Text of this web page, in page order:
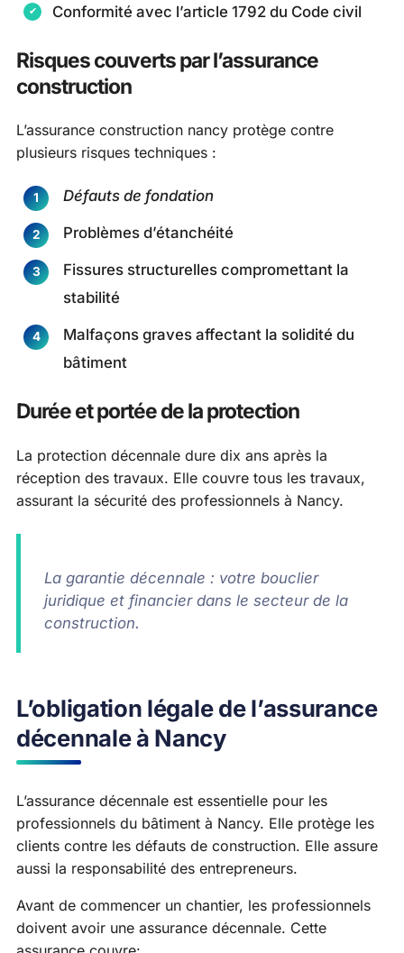
Conformité avec l’article 1792 du Code civil
Risques couverts par l’assurance
construction
L’assurance construction nancy protège contre
plusieurs risques techniques :
Défauts de fondation
Problèmes d’étanchéité
Fissures structurelles compromettant la
stabilité
Malfaçons graves affectant la solidité du
bâtiment
Durée et portée de la protection
La protection décennale dure dix ans après la
réception des travaux. Elle couvre tous les travaux,
assurant la sécurité des professionnels à Nancy.
La garantie décennale : votre bouclier
juridique et financier dans le secteur de la
construction.
L’obligation légale de l’assurance
décennale à Nancy
L’assurance décennale est essentielle pour les
professionnels du bâtiment à Nancy. Elle protège les
clients contre les défauts de construction. Elle assure
aussi la responsabilité des entrepreneurs.
Avant de commencer un chantier, les professionnels
doivent avoir une assurance décennale. Cette